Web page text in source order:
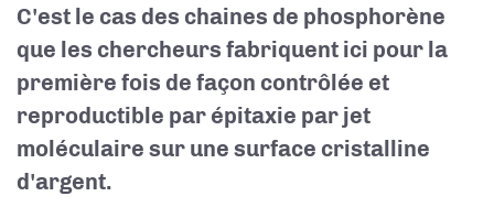
C'est le cas des chaines de phosphorène
que les chercheurs fabriquent ici pour la
première fois de façon contrôlée et
reproductible par épitaxie par jet
moléculaire sur une surface cristalline
d'argent.